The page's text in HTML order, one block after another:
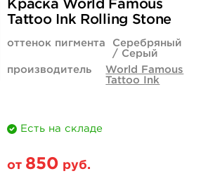
1 000 руб.
купить
1 500 руб.
купить
Краска World Famous
Tattoo Ink Rolling Stone
оттенок пигмента
Серебряный
/ Серый
производитель
World Famous
Tattoo Ink
Есть на складе
от 850 руб.